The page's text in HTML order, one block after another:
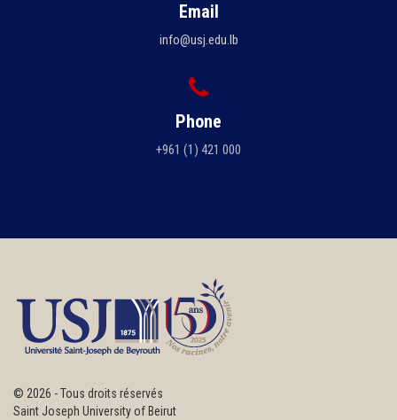
Email
info@usj.edu.lb
Phone
+961 (1) 421 000
© 2026 - Tous droits réservés
Saint Joseph University of Beirut